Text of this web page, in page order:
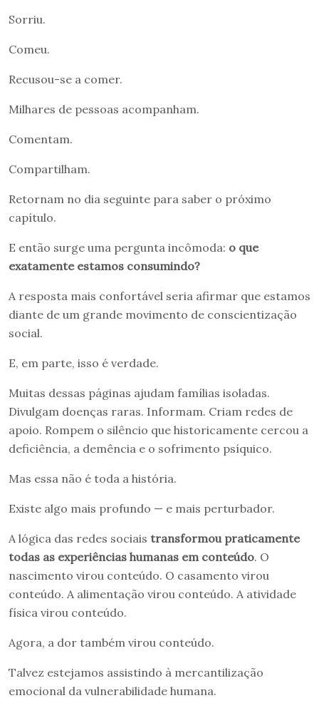
Sorriu.
Comeu.
Recusou-se a comer.
Milhares de pessoas acompanham.
Comentam.
Compartilham.
Retornam no dia seguinte para saber o próximo
capítulo.
E então surge uma pergunta incômoda: o que
exatamente estamos consumindo?
A resposta mais confortável seria afirmar que estamos
diante de um grande movimento de conscientização
social.
E, em parte, isso é verdade.
Muitas dessas páginas ajudam famílias isoladas.
Divulgam doenças raras. Informam. Criam redes de
apoio. Rompem o silêncio que historicamente cercou a
deficiência, a demência e o sofrimento psíquico.
Mas essa não é toda a história.
Existe algo mais profundo — e mais perturbador.
A lógica das redes sociais transformou praticamente
todas as experiências humanas em conteúdo. O
nascimento virou conteúdo. O casamento virou
conteúdo. A alimentação virou conteúdo. A atividade
física virou conteúdo.
Agora, a dor também virou conteúdo.
Talvez estejamos assistindo à mercantilização
emocional da vulnerabilidade humana.